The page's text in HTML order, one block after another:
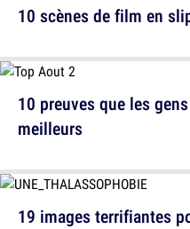
10 preuves que les
meilleurs
10 scènes de film en
19 images terrifiantes